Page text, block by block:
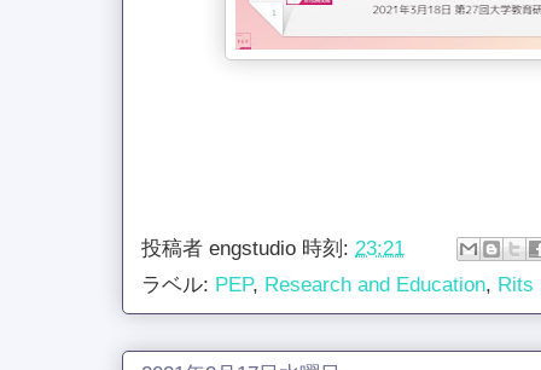
投稿者 engstudio 時刻: 23:21
ラベル: PEP, Research and Education, Rits